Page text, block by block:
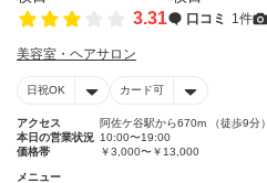
3.31 口コミ 1件
美容室・ヘアサロン
日祝OK カード可
アクセス
阿佐ケ谷駅から670m （徒歩9分）
本日の営業状況 10:00〜19:00
価格帯
￥3,000〜￥13,000
メニュー